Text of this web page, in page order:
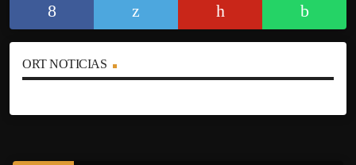
ORT NOTICIAS